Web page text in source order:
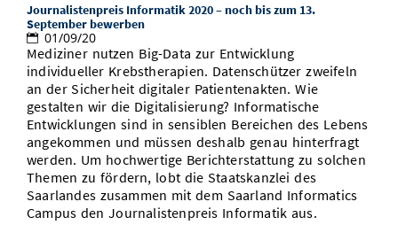
Journalistenpreis Informatik 2020 – noch bis zum 13.
September bewerben
01/09/20
Mediziner nutzen Big-Data zur Entwicklung
individueller Krebstherapien. Datenschützer zweifeln
an der Sicherheit digitaler Patientenakten. Wie
gestalten wir die Digitalisierung? Informatische
Entwicklungen sind in sensiblen Bereichen des Lebens
angekommen und müssen deshalb genau hinterfragt
werden. Um hochwertige Berichterstattung zu solchen
Themen zu fördern, lobt die Staatskanzlei des
Saarlandes zusammen mit dem Saarland Informatics
Campus den Journalistenpreis Informatik aus.